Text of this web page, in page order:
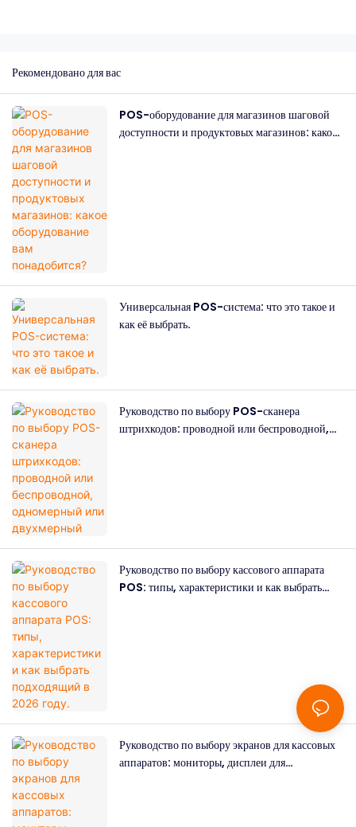
Рекомендовано для вас
POS-оборудование для магазинов шаговой
доступности и продуктовых магазинов: какое
Универсальная POS-система: что это такое и
как её выбрать.
Руководство по выбору POS-сканера
штрихкодов: проводной или беспроводной,
Руководство по выбору кассового аппарата
POS: типы, характеристики и как выбрать
Руководство по выбору экранов для кассовых
аппаратов: мониторы, дисплеи для